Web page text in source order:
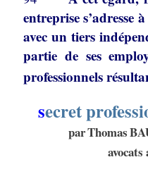
entreprise s’adresse
avec un tiers
partie de ses
professionnels
secret
par Thomas BA